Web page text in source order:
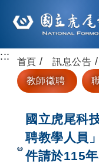
::: 首頁 訊息公告
教師徵聘
國立虎尾科
聘教學人員
件請於115